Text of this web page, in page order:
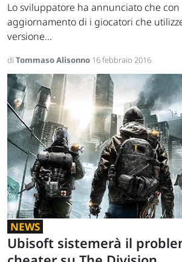
Lo sviluppatore ha annunciato che
aggiornamento di i giocatori che
versione...
di Tommaso Alisonno 16 febbraio 2016
NEWS
Ubisoft sistemerà il